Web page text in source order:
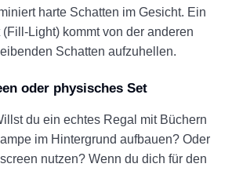
harte Schatten im Gesicht. Ein
Light) kommt von der anderen
Schatten aufzuhellen.
oder physisches Set
du ein echtes Regal mit Büchern
im Hintergrund aufbauen? Oder
nutzen? Wenn du dich für den